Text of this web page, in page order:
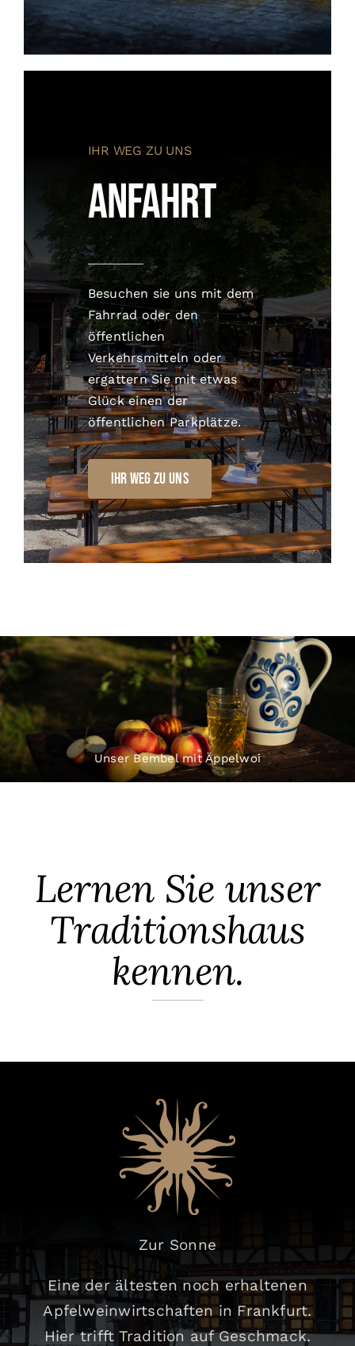
IHR WEG ZU UNS
Anfahrt
Besuchen sie uns mit dem
Fahrrad oder den
öffentlichen
Verkehrsmitteln oder
ergattern Sie mit etwas
Glück einen der
öffentlichen Parkplätze.
Ihr Weg zu uns
Unser Bembel mit Äppelwoi
Lernen Sie unser
Traditionshaus
kennen.
Zur Sonne
Eine der ältesten noch erhaltenen
Apfelweinwirtschaften in Frankfurt.
Hier trifft Tradition auf Geschmack.